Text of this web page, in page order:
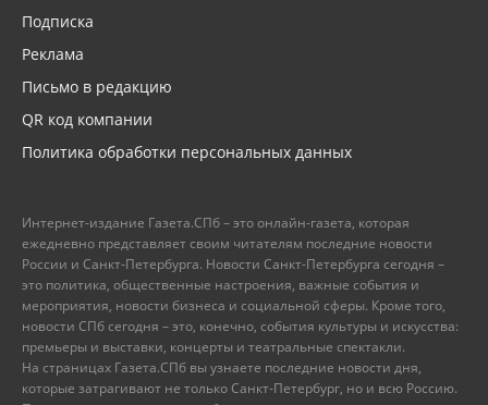
Подписка
Реклама
Письмо в редакцию
QR код компании
Политика обработки персональных данных
Интернет-издание Газета.СПб – это онлайн-газета, которая
ежедневно представляет своим читателям последние новости
России и Санкт-Петербурга. Новости Санкт-Петербурга сегодня –
это политика, общественные настроения, важные события и
мероприятия, новости бизнеса и социальной сферы. Кроме того,
новости СПб сегодня – это, конечно, события культуры и искусства:
премьеры и выставки, концерты и театральные спектакли.
На страницах Газета.СПб вы узнаете последние новости дня,
которые затрагивают не только Санкт-Петербург, но и всю Россию.